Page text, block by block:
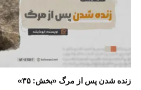
زنده شدن پس از مرگ «بخش: ۳۵»